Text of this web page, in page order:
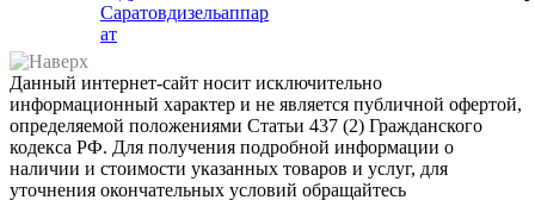
Саратовдизельаппар
ат
Данный интернет-сайт носит исключительно
информационный характер и не является публичной офертой,
определяемой положениями Статьи 437 (2) Гражданского
кодекса РФ. Для получения подробной информации о
наличии и стоимости указанных товаров и услуг, для
уточнения окончательных условий обращайтесь